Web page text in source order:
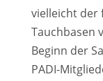
vielleicht der
Tauchbasen
Beginn der
PADI-